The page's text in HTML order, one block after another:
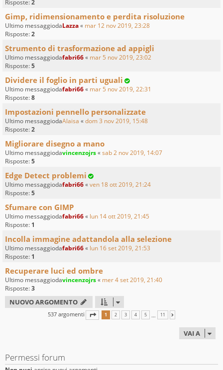
Risposte:2
Gimp, ridimensionamento e perdita risoluzione
Ultimo messaggiodaLazza« mar 12 nov 2019, 23:28
Risposte:2
Strumento di trasformazione ad appigli
Ultimo messaggiodafabri66« mar 5 nov 2019, 23:02
Risposte:5
Dividere il foglio in parti uguali
Ultimo messaggiodafabri66« mar 5 nov 2019, 22:31
Risposte:8
Impostazioni pennello personalizzate
Ultimo messaggiodaAlaisa «dom 3 nov 2019, 15:48
Risposte:2
Migliorare disegno a mano
Ultimo messaggiodavincenzojrs«sab 2 nov 2019, 14:07
Risposte:5
Edge Detect problemi
Ultimo messaggiodafabri66«ven 18 ott 2019, 21:24
Risposte:5
Sfumare con GIMP
Ultimo messaggiodafabri66« lun 14 ott 2019, 21:45
Risposte: 1
Incolla immagine adattandola alla selezione
Ultimo messaggiodafabri66« lun 16 set 2019, 21:53
Risposte: 1
Recuperare luci ed ombre
Ultimo messaggiodavincenzojrs« mer 4 set 2019, 21:40
Risposte:3
NUOVO ARGOMENTO
537 argomenti PAGINA 1DI 11
1 2 3 4 5 … 11
VAI A
Permessi forum